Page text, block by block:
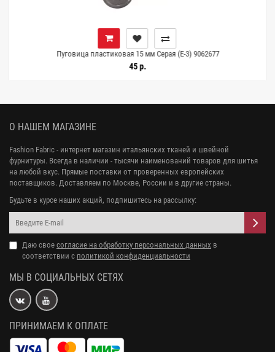
Пуговица пластиковая 15 мм Серая (Е-3) 9062677
45 р.
О НАШЕМ МАГАЗИНЕ
Fashion Fabric - интернет магазин итальянских тканей и швейной
фурнитуры. Всегда в наличии - тысячи наименований товаров для шитья
на любой вкус. Прямые поставки от проверенных европейских
поставщиков. Доставляем по Москве, России и в другие страны.
Будьте в курсе наших акций, подпишитесь на рассылку:
Даю свое согласие на обработку персональных данных в
соответствии с политикой конфиденциальности
МЫ В СОЦИАЛЬНЫХ СЕТЯХ
ПРИНИМАЕМ К ОПЛАТЕ